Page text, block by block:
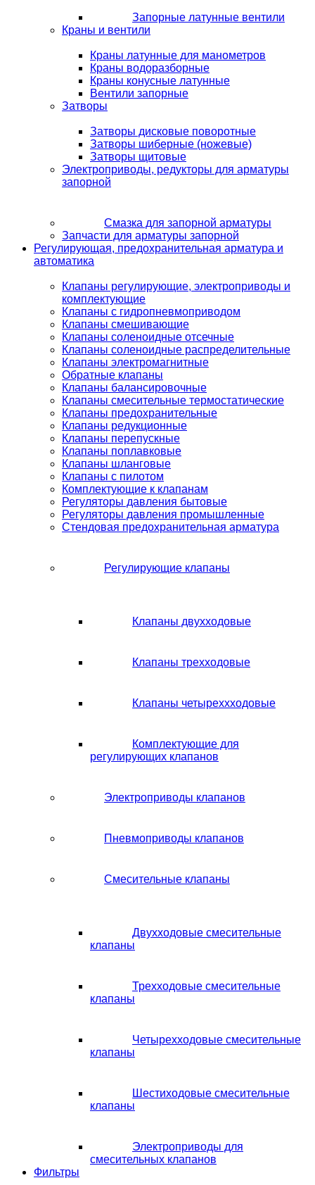
Запорные латунные вентили
Краны и вентили
Краны латунные для манометров
Краны водоразборные
Краны конусные латунные
Вентили запорные
Затворы
Затворы дисковые поворотные
Затворы шиберные (ножевые)
Затворы щитовые
Электроприводы, редукторы для арматуры
запорной
Смазка для запорной арматуры
Запчасти для арматуры запорной
Регулирующая, предохранительная арматура и
автоматика
Клапаны регулирующие, электроприводы и
комплектующие
Клапаны с гидропневмоприводом
Клапаны смешивающие
Клапаны соленоидные отсечные
Клапаны соленоидные распределительные
Клапаны электромагнитные
Обратные клапаны
Клапаны балансировочные
Клапаны смесительные термостатические
Клапаны предохранительные
Клапаны редукционные
Клапаны перепускные
Клапаны поплавковые
Клапаны шланговые
Клапаны с пилотом
Комплектующие к клапанам
Регуляторы давления бытовые
Регуляторы давления промышленные
Стендовая предохранительная арматура
Регулирующие клапаны
Клапаны двухходовые
Клапаны трехходовые
Клапаны четыреххходовые
Комплектующие для
регулирующих клапанов
Электроприводы клапанов
Пневмоприводы клапанов
Смесительные клапаны
Двухходовые смесительные
клапаны
Трехходовые смесительные
клапаны
Четырехходовые смесительные
клапаны
Шестиходовые смесительные
клапаны
Электроприводы для
смесительных клапанов
Фильтры